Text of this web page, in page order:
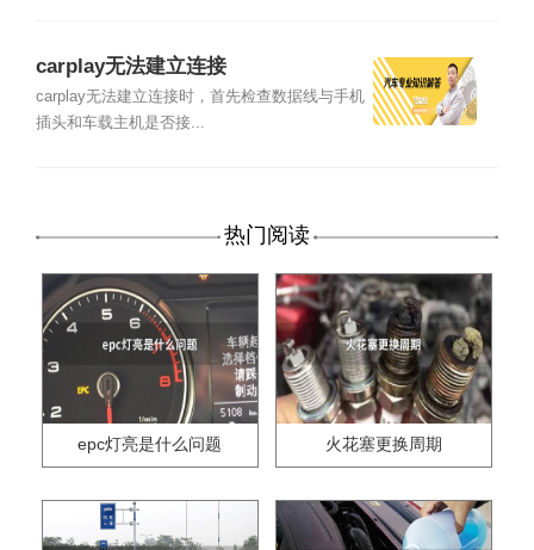
carplay无法建立连接
carplay无法建立连接时，首先检查数据线与手机
插头和车载主机是否接...
热门阅读
epc灯亮是什么问题 火花塞更换周期